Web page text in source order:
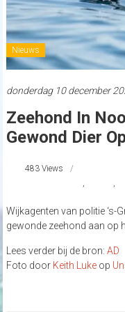
Nieuws
donderdag 10 december
Zeehond In
Gewond Dier
483 Views
, ,
Wijkagenten van politie ‘s-
gewonde zeehond aan op
Lees verder bij de bron: AD
Foto door Keith Lukeop